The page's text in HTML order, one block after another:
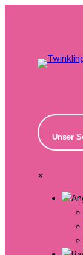
Unser
×